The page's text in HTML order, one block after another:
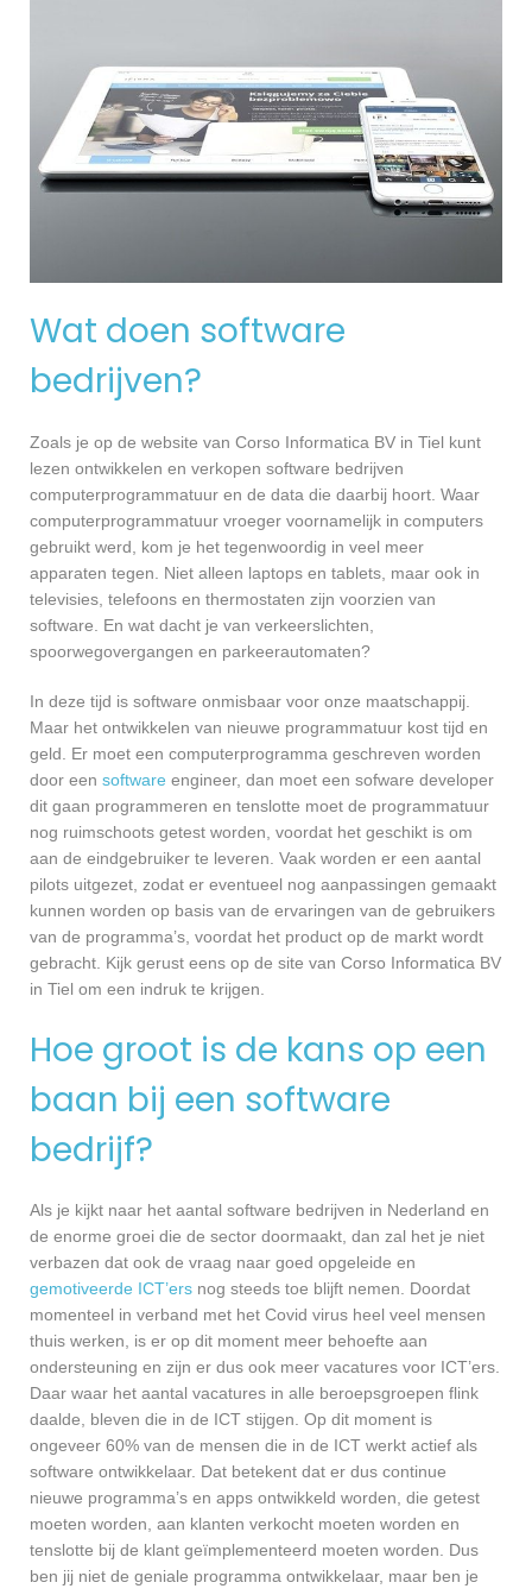
Wat doen software
bedrijven?
Zoals je op de website van Corso Informatica BV in Tiel kunt
lezen ontwikkelen en verkopen software bedrijven
computerprogrammatuur en de data die daarbij hoort. Waar
computerprogrammatuur vroeger voornamelijk in computers
gebruikt werd, kom je het tegenwoordig in veel meer
apparaten tegen. Niet alleen laptops en tablets, maar ook in
televisies, telefoons en thermostaten zijn voorzien van
software. En wat dacht je van verkeerslichten,
spoorwegovergangen en parkeerautomaten?
In deze tijd is software onmisbaar voor onze maatschappij.
Maar het ontwikkelen van nieuwe programmatuur kost tijd en
geld. Er moet een computerprogramma geschreven worden
door een software engineer, dan moet een sofware developer
dit gaan programmeren en tenslotte moet de programmatuur
nog ruimschoots getest worden, voordat het geschikt is om
aan de eindgebruiker te leveren. Vaak worden er een aantal
pilots uitgezet, zodat er eventueel nog aanpassingen gemaakt
kunnen worden op basis van de ervaringen van de gebruikers
van de programma’s, voordat het product op de markt wordt
gebracht. Kijk gerust eens op de site van Corso Informatica BV
in Tiel om een indruk te krijgen.
Hoe groot is de kans op een
baan bij een software
bedrijf?
Als je kijkt naar het aantal software bedrijven in Nederland en
de enorme groei die de sector doormaakt, dan zal het je niet
verbazen dat ook de vraag naar goed opgeleide en
gemotiveerde ICT’ers nog steeds toe blijft nemen. Doordat
momenteel in verband met het Covid virus heel veel mensen
thuis werken, is er op dit moment meer behoefte aan
ondersteuning en zijn er dus ook meer vacatures voor ICT’ers.
Daar waar het aantal vacatures in alle beroepsgroepen flink
daalde, bleven die in de ICT stijgen. Op dit moment is
ongeveer 60% van de mensen die in de ICT werkt actief als
software ontwikkelaar. Dat betekent dat er dus continue
nieuwe programma’s en apps ontwikkeld worden, die getest
moeten worden, aan klanten verkocht moeten worden en
tenslotte bij de klant geïmplementeerd moeten worden. Dus
ben jij niet de geniale programma ontwikkelaar, maar ben je